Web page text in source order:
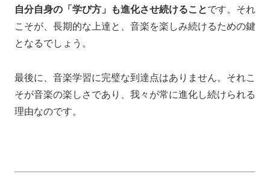
自分自身の「学び方」も進化させ続けることです。それ
こそが、長期的な上達と、音楽を楽しみ続けるための鍵
となるでしょう。
最後に、音楽学習に完璧な到達点はありません。それこ
そが音楽の楽しさであり、我々が常に進化し続けられる
理由なのです。